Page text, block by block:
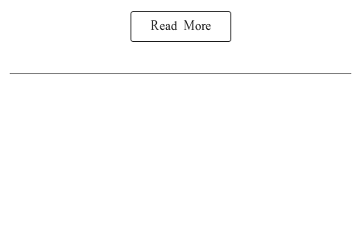
Read More